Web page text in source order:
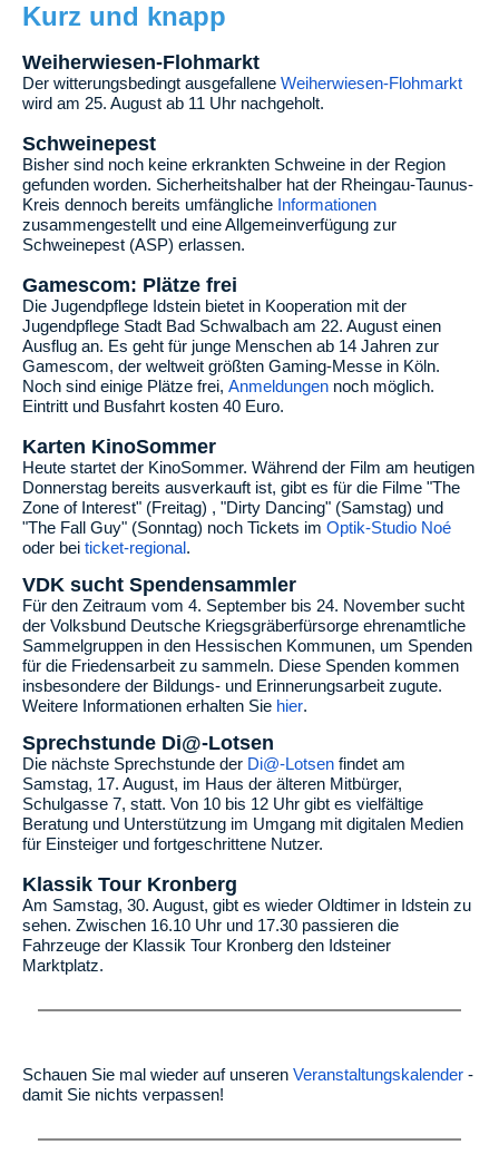
Kurz und knapp
Weiherwiesen-Flohmarkt
Der witterungsbedingt ausgefallene Weiherwiesen-Flohmarkt
wird am 25. August ab 11 Uhr nachgeholt.
Schweinepest
Bisher sind noch keine erkrankten Schweine in der Region
gefunden worden. Sicherheitshalber hat der Rheingau-Taunus-
Kreis dennoch bereits umfängliche Informationen
zusammengestellt und eine Allgemeinverfügung zur
Schweinepest (ASP) erlassen.
Gamescom: Plätze frei
Die Jugendpflege Idstein bietet in Kooperation mit der
Jugendpflege Stadt Bad Schwalbach am 22. August einen
Ausflug an. Es geht für junge Menschen ab 14 Jahren zur
Gamescom, der weltweit größten Gaming-Messe in Köln.
Noch sind einige Plätze frei, Anmeldungen noch möglich.
Eintritt und Busfahrt kosten 40 Euro.
Karten KinoSommer
Heute startet der KinoSommer. Während der Film am heutigen
Donnerstag bereits ausverkauft ist, gibt es für die Filme "The
Zone of Interest" (Freitag) , "Dirty Dancing" (Samstag) und
"The Fall Guy" (Sonntag) noch Tickets im Optik-Studio Noé
oder bei ticket-regional.
VDK sucht Spendensammler
Für den Zeitraum vom 4. September bis 24. November sucht
der Volksbund Deutsche Kriegsgräberfürsorge ehrenamtliche
Sammelgruppen in den Hessischen Kommunen, um Spenden
für die Friedensarbeit zu sammeln. Diese Spenden kommen
insbesondere der Bildungs- und Erinnerungsarbeit zugute.
Weitere Informationen erhalten Sie hier.
Sprechstunde Di@-Lotsen
Die nächste Sprechstunde der Di@-Lotsen findet am
Samstag, 17. August, im Haus der älteren Mitbürger,
Schulgasse 7, statt. Von 10 bis 12 Uhr gibt es vielfältige
Beratung und Unterstützung im Umgang mit digitalen Medien
für Einsteiger und fortgeschrittene Nutzer.
Klassik Tour Kronberg
Am Samstag, 30. August, gibt es wieder Oldtimer in Idstein zu
sehen. Zwischen 16.10 Uhr und 17.30 passieren die
Fahrzeuge der Klassik Tour Kronberg den Idsteiner
Marktplatz.
Schauen Sie mal wieder auf unseren Veranstaltungskalender -
damit Sie nichts verpassen!